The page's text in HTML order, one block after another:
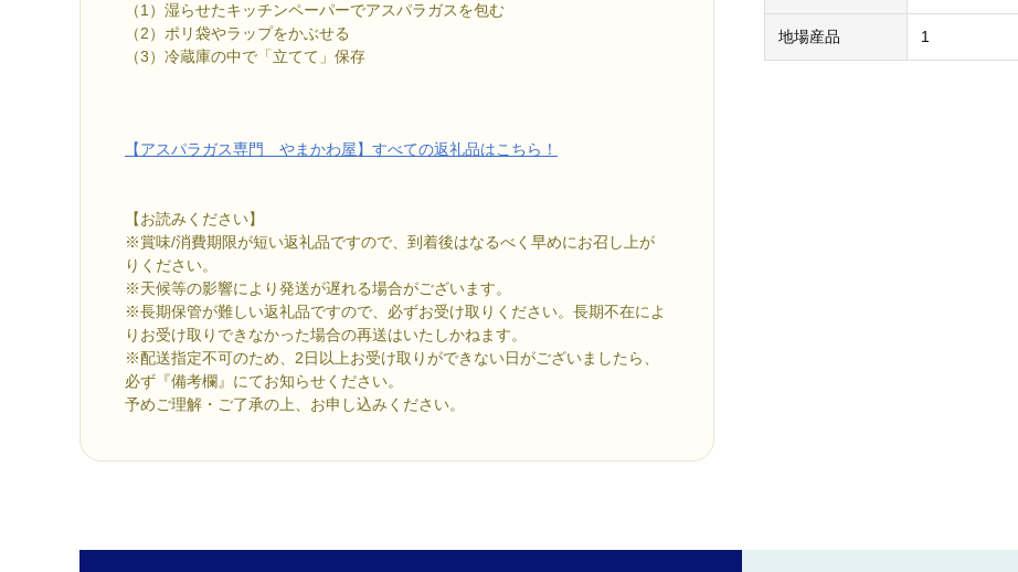
（1）湿らせたキッチンペーパーでアスパラガスを包む
（2）ポリ袋やラップをかぶせる
（3）冷蔵庫の中で「立てて」保存
【アスパラガス専門 やまかわ屋】すべての返礼品はこちら！
【お読みください】
※賞味/消費期限が短い返礼品ですので、到着後はなるべく早めにお召し上が
りください。
※天候等の影響により発送が遅れる場合がございます。
※長期保管が難しい返礼品ですので、必ずお受け取りください。長期不在によ
りお受け取りできなかった場合の再送はいたしかねます。
※配送指定不可のため、2日以上お受け取りができない日がございましたら、
必ず『備考欄』にてお知らせください。
予めご理解・ご了承の上、お申し込みください。
地場産品 1